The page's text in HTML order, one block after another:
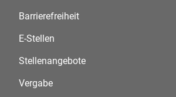
Barrierefreiheit
E-Stellen
Stellenangebote
Vergabe